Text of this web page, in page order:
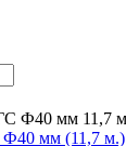
мм (11,7 м.)